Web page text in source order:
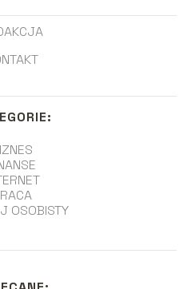
OSOBISTY